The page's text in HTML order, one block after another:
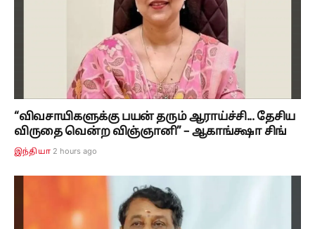
“விவசாயிகளுக்கு பயன் தரும் ஆராய்ச்சி... தேசிய
விருதை வென்ற விஞ்ஞானி” – ஆகாங்க்ஷா சிங்
இந்தியா 2 hours ago